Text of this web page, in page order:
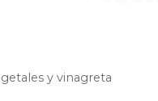
y vinagreta